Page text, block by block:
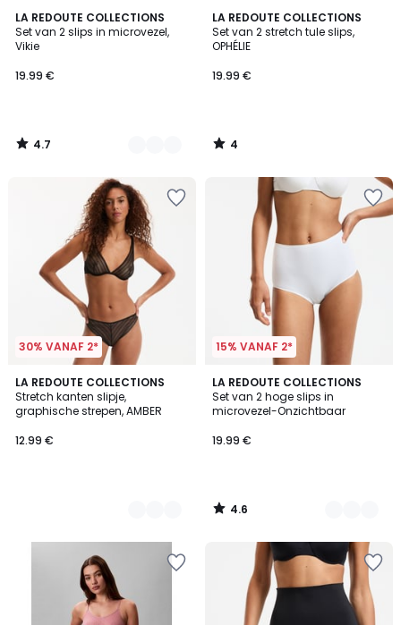
LA REDOUTE COLLECTIONS
Set van 2 slips in microvezel,
Vikie
19.99 €
4.7
/ 5
3
Kleuren
4.7
/
LA REDOUTE COLLECTIONS
Set van 2 stretch tule slips,
OPHÉLIE
19.99 €
4
/
5
4
/
30% VANAF 2*
LA REDOUTE COLLECTIONS
Stretch kanten slipje,
graphische strepen, AMBER
12.99 €
2
Kleuren
15% VANAF 2*
LA REDOUTE COLLECTIONS
Set van 2 hoge slips in
microvezel-Onzichtbaar
19.99 €
4.6
/ 5
3
Kleuren
4.6
/